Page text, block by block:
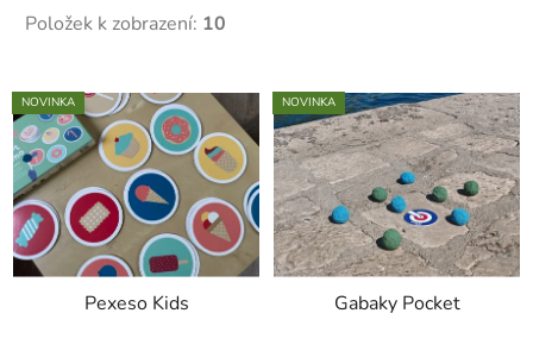
Položek k zobrazení: 10
V
ý
p
i
s
p
r
NOVINKA
Pexeso Kids
NOVINKA
Gabaky Pocket